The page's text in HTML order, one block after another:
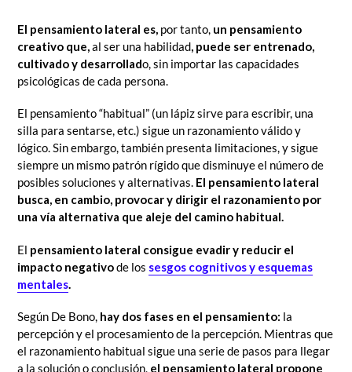
El pensamiento lateral es, por tanto, un pensamiento
creativo que,al ser una habilidad, puede ser entrenado,
cultivado y desarrollado, sin importar las capacidades
psicológicas de cada persona.
El pensamiento “habitual” (un lápiz sirve para escribir, una
silla para sentarse, etc.) sigue un razonamiento válido y
lógico. Sin embargo, también presenta limitaciones, y sigue
siempre un mismo patrón rígido que disminuye el número de
posibles soluciones y alternativas. El pensamiento lateral
busca, en cambio, provocar y dirigir el razonamiento por
una vía alternativa que aleje del camino habitual.
El pensamiento lateral consigue evadir y reducir el
impacto negativode los sesgos cognitivos y esquemas
mentales.
Según De Bono, hay dos fases en el pensamiento: la
percepción y el procesamiento de la percepción. Mientras que
el razonamiento habitual sigue una serie de pasos para llegar
a la solución o conclusión, el pensamiento lateral propone